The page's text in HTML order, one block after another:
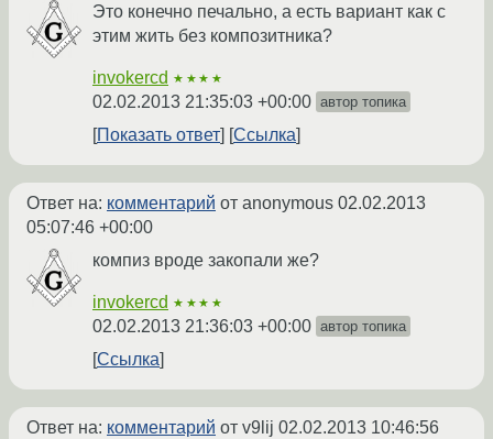
Это конечно печально, а есть вариант как с
этим жить без композитника?
invokercd ★★★★
02.02.2013 21:35:03 +00:00 автор топика
Показать ответ Ссылка
Ответ на: комментарий от anonymous 02.02.2013
05:07:46 +00:00
компиз вроде закопали же?
invokercd ★★★★
02.02.2013 21:36:03 +00:00 автор топика
Ссылка
Ответ на: комментарий от v9lij 02.02.2013 10:46:56